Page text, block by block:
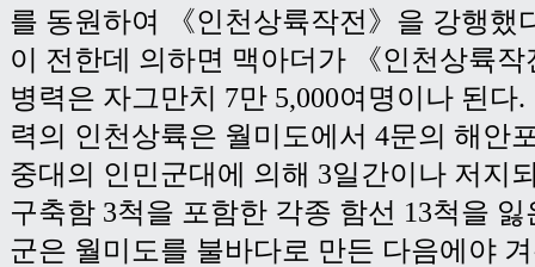
를 동원하여 《인천상륙작전》을 강행했
이 전한데 의하면 맥아더가 《인천상륙
병력은 자그만치 7만 5,000여명이나 된다
력의 인천상륙은 월미도에서 4문의 해안
중대의 인민군대에 의해 3일간이나 저지
구축함 3척을 포함한 각종 함선 13척을
군은 월미도를 불바다로 만든 다음에야